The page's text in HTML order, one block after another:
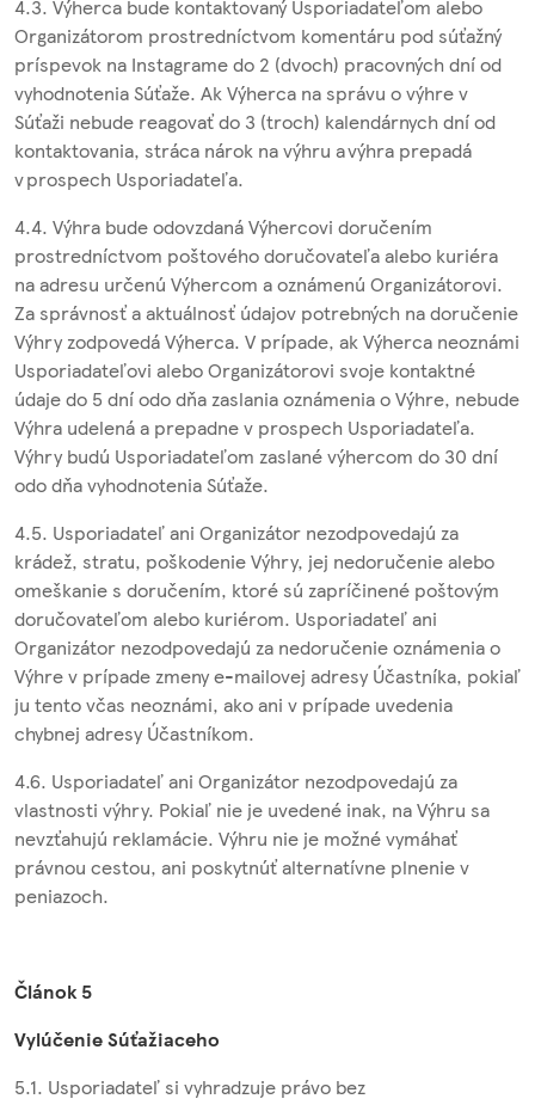
4.3. Výherca bude kontaktovaný Usporiadateľom alebo
Organizátorom prostredníctvom komentáru pod súťažný
príspevok na Instagrame do 2 (dvoch) pracovných dní od
vyhodnotenia Súťaže. Ak Výherca na správu o výhre v
Súťaži nebude reagovať do 3 (troch) kalendárnych dní od
kontaktovania, stráca nárok na výhru a výhra prepadá
v prospech Usporiadateľa.
4.4. Výhra bude odovzdaná Výhercovi doručením
prostredníctvom poštového doručovateľa alebo kuriéra
na adresu určenú Výhercom a oznámenú Organizátorovi.
Za správnosť a aktuálnosť údajov potrebných na doručenie
Výhry zodpovedá Výherca. V prípade, ak Výherca neoznámi
Usporiadateľovi alebo Organizátorovi svoje kontaktné
údaje do 5 dní odo dňa zaslania oznámenia o Výhre, nebude
Výhra udelená a prepadne v prospech Usporiadateľa.
Výhry budú Usporiadateľom zaslané výhercom do 30 dní
odo dňa vyhodnotenia Súťaže.
4.5. Usporiadateľ ani Organizátor nezodpovedajú za
krádež, stratu, poškodenie Výhry, jej nedoručenie alebo
omeškanie s doručením, ktoré sú zapríčinené poštovým
doručovateľom alebo kuriérom. Usporiadateľ ani
Organizátor nezodpovedajú za nedoručenie oznámenia o
Výhre v prípade zmeny e-mailovej adresy Účastníka, pokiaľ
ju tento včas neoznámi, ako ani v prípade uvedenia
chybnej adresy Účastníkom.
4.6. Usporiadateľ ani Organizátor nezodpovedajú za
vlastnosti výhry. Pokiaľ nie je uvedené inak, na Výhru sa
nevzťahujú reklamácie. Výhru nie je možné vymáhať
právnou cestou, ani poskytnúť alternatívne plnenie v
peniazoch.
Článok 5
Vylúčenie Súťažiaceho
5.1. Usporiadateľ si vyhradzuje právo bez